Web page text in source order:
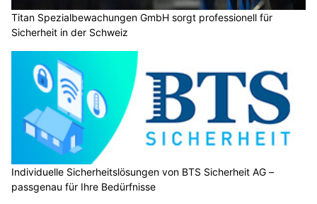
Titan Spezialbewachungen GmbH sorgt professionell für
Sicherheit in der Schweiz
Individuelle Sicherheitslösungen von BTS Sicherheit AG –
passgenau für Ihre Bedürfnisse